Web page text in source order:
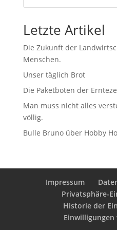
Letzte Artikel
Die Zukunft der
Menschen.
Unser täglich Brot
Die Paketboten der
Man muss nicht alles
völlig.
Bulle Bruno über Hobby
Impressum
Privatsphäre-
Historie der